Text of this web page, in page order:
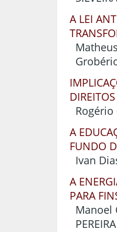
A LEI
Rogério
A
FUNDO
Ivan
A
PARA
Manoel